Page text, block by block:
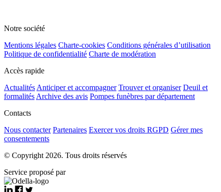
Notre société
Mentions légales Charte-cookies Conditions générales d’utilisation
Politique de confidentialité Charte de modération
Accès rapide
Actualités Anticiper et accompagner Trouver et organiser Deuil et
formalités Archive des avis Pompes funèbres par département
Contacts
Nous contacter Partenaires Exercer vos droits RGPD Gérer mes
consentements
© Copyright 2026. Tous droits réservés
Service proposé par